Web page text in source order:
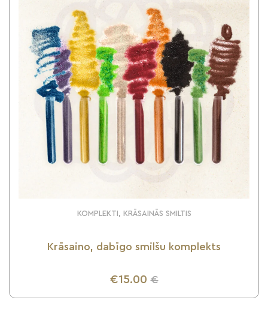
KOMPLEKTI, KRĀSAINĀS SMILTIS
Krāsaino, dabīgo smilšu komplekts
€15.00 €
UZZINI VAIRĀK